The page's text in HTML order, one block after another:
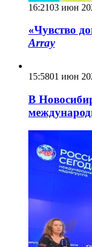
16:2103 июн
«Чувство
Array
15:5801 июн
В